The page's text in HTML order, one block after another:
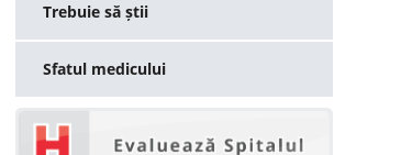
Trebuie să știi
Sfatul medicului